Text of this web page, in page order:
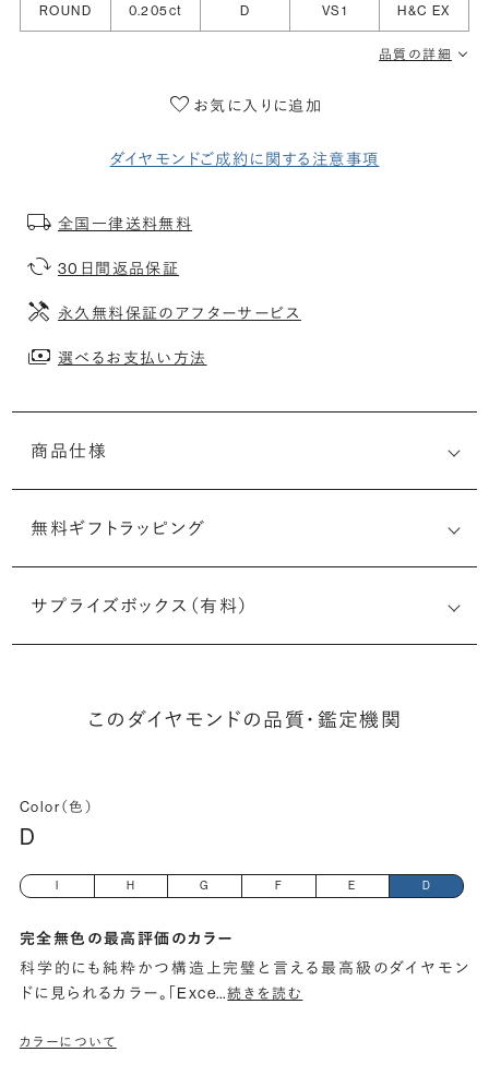
ROUND 0.205ct D VS1 H&C EX
品質の詳細
お気に入りに追加
ダイヤモンドご成約に関する注意事項
全国一律送料無料
30日間返品保証
永久無料保証のアフターサービス
選べるお支払い方法
商品仕様
無料ギフトラッピング
サプライズボックス（有料）
このダイヤモンドの品質・鑑定機関
Color（色）
D
I H G F E D
完全無色の最高評価のカラー
科学的にも純粋かつ構造上完璧と言える最高級のダイヤモン
ドに見られるカラー。「Exce…続きを読む
カラーについて